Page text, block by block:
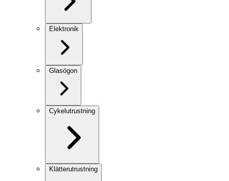
Elektronik
Glasögon
Cykelutrustning
Klätterutrustning